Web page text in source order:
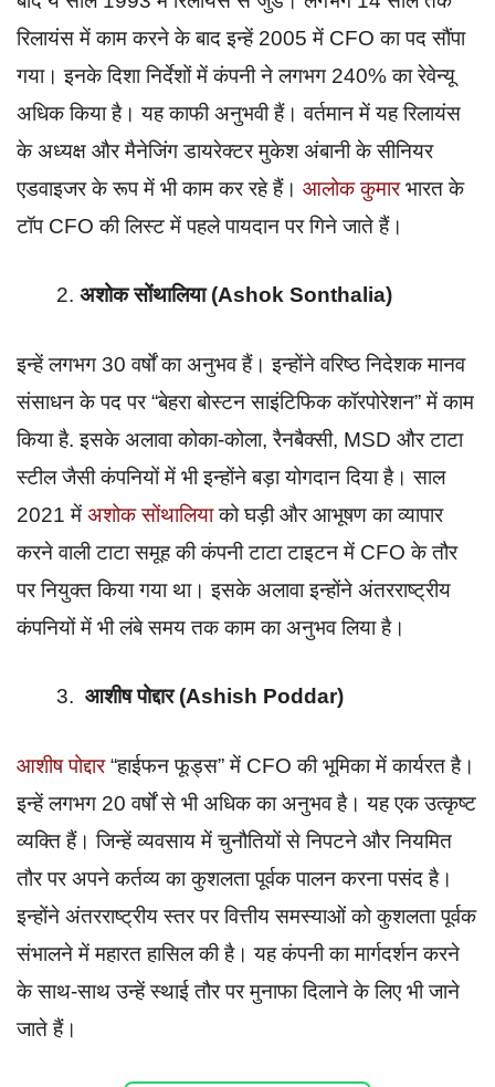
रिलायंस में काम करने के बाद इन्हें 2005 में CFO का पद सौंपा
गया। इनके दिशा निर्देशों में कंपनी ने लगभग 240% का रेवेन्यू
अधिक किया है। यह काफी अनुभवी हैं। वर्तमान में यह रिलायंस
के अध्यक्ष और मैनेजिंग डायरेक्टर मुकेश अंबानी के सीनियर
एडवाइजर के रूप में भी काम कर रहे हैं। आलोक कुमारभारत के
टॉप CFO की लिस्ट में पहले पायदान पर गिने जाते हैं।
अशोक सोंथालिया (Ashok Sonthalia)
इन्हें लगभग 30 वर्षों का अनुभव हैं। इन्होंने वरिष्ठ निदेशक मानव
संसाधन के पद पर “बेहरा बोस्टन साइंटिफिक कॉरपोरेशन” में काम
किया है. इसके अलावा कोका-कोला, रैनबैक्सी, MSD और टाटा
स्टील जैसी कंपनियों में भी इन्होंने बड़ा योगदान दिया है। साल
2021 में अशोक सोंथालियाको घड़ी और आभूषण का व्यापार
करने वाली टाटा समूह की कंपनी टाटा टाइटन में CFO के तौर
पर नियुक्त किया गया था। इसके अलावा इन्होंने अंतरराष्ट्रीय
कंपनियों में भी लंबे समय तक काम का अनुभव लिया है।
आशीष पोद्दार (Ashish Poddar)
आशीष पोद्दार“हाईफन फूड्स” में CFO की भूमिका में कार्यरत है।
इन्हें लगभग 20 वर्षों से भी अधिक का अनुभव है। यह एक उत्कृष्ट
व्यक्ति हैं। जिन्हें व्यवसाय में चुनौतियों से निपटने और नियमित
तौर पर अपने कर्तव्य का कुशलता पूर्वक पालन करना पसंद है।
इन्होंने अंतरराष्ट्रीय स्तर पर वित्तीय समस्याओं को कुशलता पूर्वक
संभालने में महारत हासिल की है। यह कंपनी का मार्गदर्शन करने
के साथ-साथ उन्हें स्थाई तौर पर मुनाफा दिलाने के लिए भी जाने
जाते हैं।